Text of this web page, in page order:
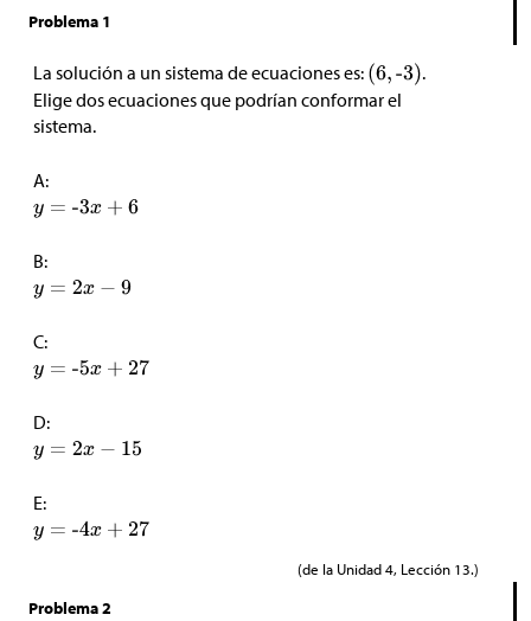
Problema 1
La solución a un sistema de ecuaciones es:
.
Elige dos ecuaciones que podrían conformar el
sistema.
A:
B:
C:
D:
E:
(de la Unidad 4, Lección 13.)
Problema 2